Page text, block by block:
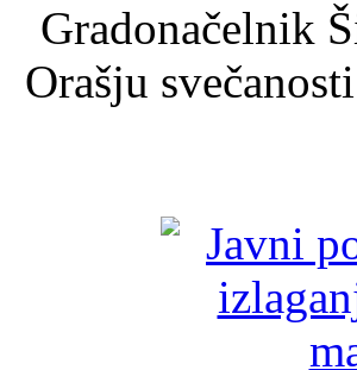
Gradonačelnik
Orašju